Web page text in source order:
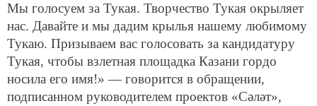
Мы голосуем за Тукая. Творчество Тукая окрыляет
нас. Давайте и мы дадим крылья нашему любимому
Тукаю. Призываем вас голосовать за кандидатуру
Тукая, чтобы взлетная площадка Казани гордо
носила его имя!» — говорится в обращении,
подписанном руководителем проектов «Сәләт»,